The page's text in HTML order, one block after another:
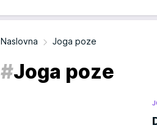
Naslovna Joga poze
#Joga poze